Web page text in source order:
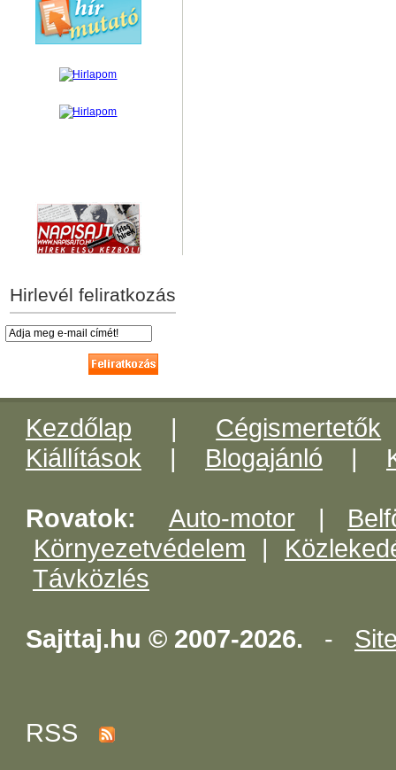
Hirlevél feliratkozás
Kezdőlap | Cégismertetők
Kiállítások | Blogajánló |
Rovatok: Auto-motor|
Környezetvédelem |
Távközlés
Sajttaj.hu © 2007-2026. -
RSS